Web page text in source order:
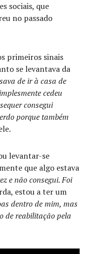
sociais, que
no passado
primeiros sinais
se levantava da
de ir à casa de
cedeu
consegui
porque também
levantar-se
que algo estava
e não consegui. Foi
estou a ter um
dentro de mim, mas
de reabilitação pela